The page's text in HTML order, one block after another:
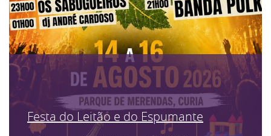
Festa do Leitão e do Espumante